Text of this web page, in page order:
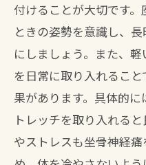
付けることが大切です
ときの姿勢を意識し、
にしましょう。また、
を日常に取り入れるこ
果があります。具体的
トレッチを取り入れる
やストレスも坐骨神経